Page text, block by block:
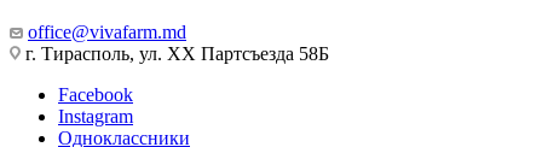
office@vivafarm.md
г. Тирасполь, ул. ХХ Партсъезда 58Б
Facebook
Instagram
Одноклассники